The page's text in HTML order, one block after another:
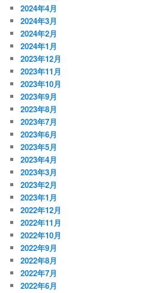
2024年4月
2024年3月
2024年2月
2024年1月
2023年12月
2023年11月
2023年10月
2023年9月
2023年8月
2023年7月
2023年6月
2023年5月
2023年4月
2023年3月
2023年2月
2023年1月
2022年12月
2022年11月
2022年10月
2022年9月
2022年8月
2022年7月
2022年6月